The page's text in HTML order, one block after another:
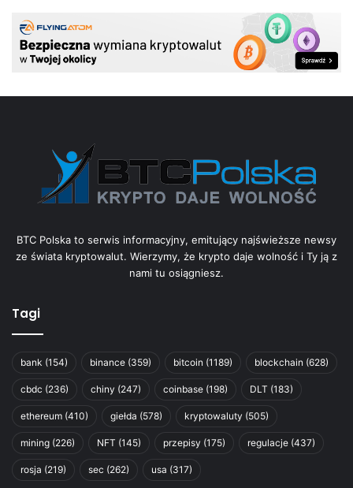
BTC Polska to serwis informacyjny, emitujący najświeższe newsy
ze świata kryptowalut. Wierzymy, że krypto daje wolność i Ty ją z
nami tu osiągniesz.
Tagi
bank (154) binance (359) bitcoin (1189) blockchain (628)
cbdc (236) chiny (247) coinbase (198) DLT (183)
ethereum (410) giełda (578) kryptowaluty (505)
mining (226) NFT (145) przepisy (175) regulacje (437)
rosja (219) sec (262) usa (317)